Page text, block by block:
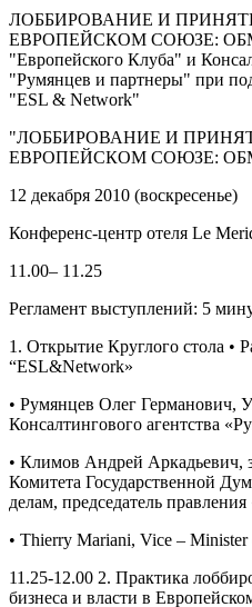
ЛОББИРОВАНИЕ И
ЕВРОПЕЙСКОМ СОЮЗЕ:
"Европейского Клуба" и
"Румянцев и партнеры" при
"ESL & Network"
"ЛОББИРОВАНИЕ И
ЕВРОПЕЙСКОМ СОЮЗЕ:
12 декабря 2010 (воскресенье)
Конференс-центр отеля Le
11.00– 11.25
Регламент выступлений: 5
1. Открытие Круглого стола •
“ESL&Network»
• Румянцев Олег Германович,
Консалтингового агентства
• Климов Андрей Аркадьевич,
Комитета Государственной
делам, председатель
• Thierry Mariani, Vice – Minister
11.25-12.00 2. Практика
бизнеса и власти в